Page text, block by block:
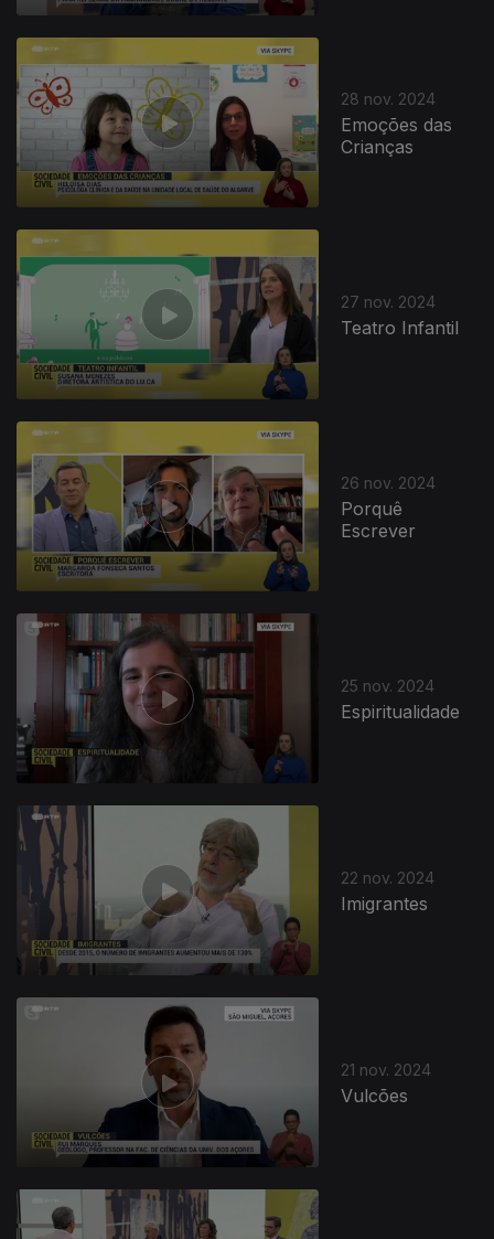
28 nov. 2024
Emoções das
Crianças
27 nov. 2024
Teatro Infantil
26 nov. 2024
Porquê
Escrever
25 nov. 2024
Espiritualidade
22 nov. 2024
Imigrantes
21 nov. 2024
Vulcões
810074